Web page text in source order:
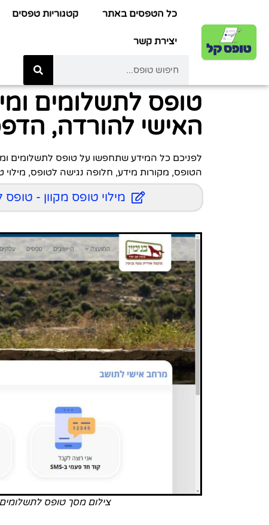
כל הטפסים באתר קטגוריות טפסים
יצירת קשר
טופס לתשלומים
האישי להורדה,
הטופס, מקורות מידע, חלופה נגישה לטופס, מילוי
מילוי טופס מקוון -
צילום מסך טופס